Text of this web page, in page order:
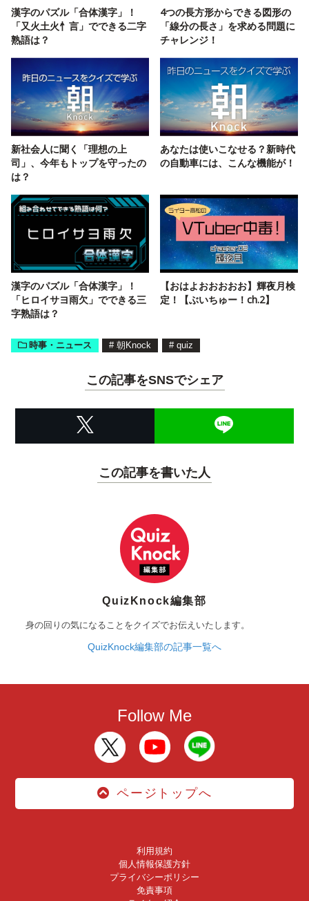
漢字のパズル「合体漢字」！
「又火土火忄言」でできる二字
熟語は？
4つの長方形からできる図形の
「線分の長さ」を求める問題に
チャレンジ！
新社会人に聞く「理想の上
司」、今年もトップを守ったの
は？
あなたは使いこなせる？新時代
の自動車には、こんな機能が！
漢字のパズル「合体漢字」！
「ヒロイサヨ雨欠」でできる三
字熟語は？
【おはよおおおおお】輝夜月検
定！【ぶいちゅー！ch.2】
時事・ニュース # 朝Knock # quiz
この記事をSNSでシェア
この記事を書いた人
QuizKnock編集部
身の回りの気になることをクイズでお伝えいたします。
QuizKnock編集部の記事一覧へ
Follow Me
ページトップへ
利用規約
個人情報保護方針
プライバシーポリシー
免責事項